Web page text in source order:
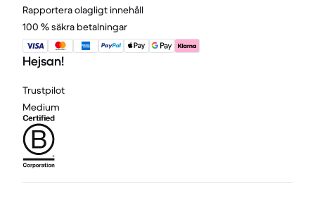
Rapportera olagligt innehåll
100 % säkra betalningar
Hejsan!
Trustpilot
Medium